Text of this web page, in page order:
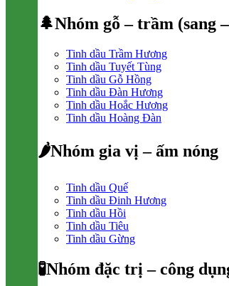
🌲Nhóm gỗ – trầm (sang
Tinh dầu Trầm Hương
Tinh dầu Tuyết Tùng
Tinh dầu Gỗ Hồng
Tinh dầu Đàn Hương
Tinh dầu Hoắc Hương
Tinh dầu Hoàng Đàn
🌶Nhóm gia vị – ấm nóng
Tinh dầu Quế
Tinh dầu Đinh Hương
Tinh dầu Hồi
Tinh dầu Tiêu
Tinh dầu Gừng
🧪Nhóm đặc trị – công